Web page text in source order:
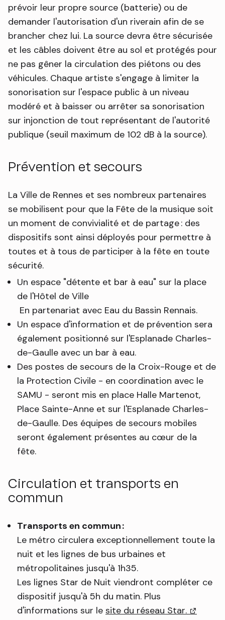
prévoir leur propre source (batterie) ou de
demander l'autorisation d'un riverain afin de se
brancher chez lui. La source devra être sécurisée
et les câbles doivent être au sol et protégés pour
ne pas gêner la circulation des piétons ou des
véhicules. Chaque artiste s'engage à limiter la
sonorisation sur l'espace public à un niveau
modéré et à baisser ou arrêter sa sonorisation
sur injonction de tout représentant de l'autorité
publique (seuil maximum de 102 dB à la source).
Prévention et secours
La Ville de Rennes et ses nombreux partenaires
se mobilisent pour que la Fête de la musique soit
un moment de convivialité et de partage : des
dispositifs sont ainsi déployés pour permettre à
toutes et à tous de participer à la fête en toute
sécurité.
Un espace "détente et bar à eau" sur la place
de l'Hôtel de Ville
En partenariat avec Eau du Bassin Rennais.
Un espace d'information et de prévention sera
également positionné sur l'Esplanade Charles-
de-Gaulle avec un bar à eau.
Des postes de secours de la Croix-Rouge et de
la Protection Civile - en coordination avec le
SAMU - seront mis en place Halle Martenot,
Place Sainte-Anne et sur l'Esplanade Charles-
de-Gaulle. Des équipes de secours mobiles
seront également présentes au cœur de la
fête.
Circulation et transports en
commun
Transports en commun :
Le métro circulera exceptionnellement toute la
nuit et les lignes de bus urbaines et
métropolitaines jusqu'à 1h35.
Les lignes Star de Nuit viendront compléter ce
dispositif jusqu'à 5h du matin. Plus
d'informations sur le site du réseau Star. (lien